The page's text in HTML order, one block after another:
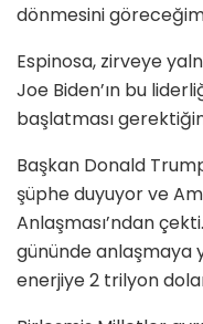
dönmesini
Espinosa, zirveye
Joe Biden’ın bu
başlatması
Başkan Donald
şüphe duyuyor ve
Anlaşması’ndan
gününde anlaşmaya
enerjiye 2 trilyon